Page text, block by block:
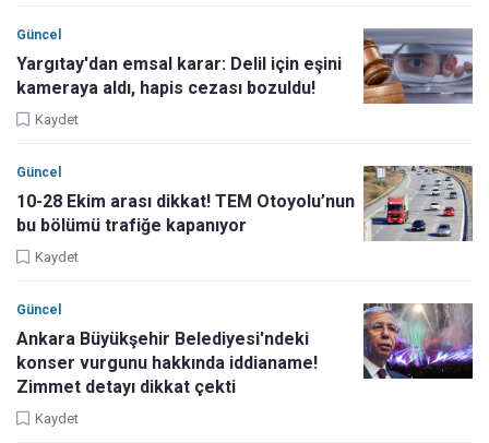
Güncel
Yargıtay'dan emsal karar: Delil için eşini
kameraya aldı, hapis cezası bozuldu!
Kaydet
Güncel
10-28 Ekim arası dikkat! TEM Otoyolu’nun
bu bölümü trafiğe kapanıyor
Kaydet
Güncel
Ankara Büyükşehir Belediyesi'ndeki
konser vurgunu hakkında iddianame!
Zimmet detayı dikkat çekti
Kaydet